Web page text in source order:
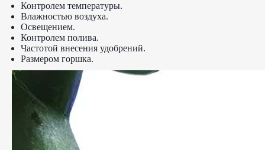
Контролем температуры.
Влажностью воздуха.
Освещением.
Контролем полива.
Частотой внесения удобрений.
Размером горшка.